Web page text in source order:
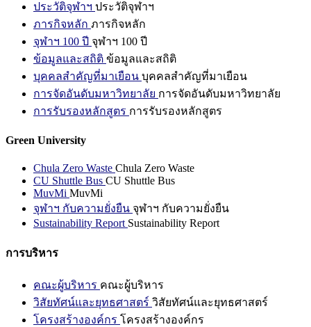
ประวัติจุฬาฯ ประวัติจุฬาฯ
ภารกิจหลัก ภารกิจหลัก
จุฬาฯ 100 ปี จุฬาฯ 100 ปี
ข้อมูลและสถิติ ข้อมูลและสถิติ
บุคคลสำคัญที่มาเยือน บุคคลสำคัญที่มาเยือน
การจัดอันดับมหาวิทยาลัย การจัดอันดับมหาวิทยาลัย
การรับรองหลักสูตร การรับรองหลักสูตร
Green University
Chula Zero Waste Chula Zero Waste
CU Shuttle Bus CU Shuttle Bus
MuvMi MuvMi
จุฬาฯ กับความยั่งยืน จุฬาฯ กับความยั่งยืน
Sustainability Report Sustainability Report
การบริหาร
คณะผู้บริหาร คณะผู้บริหาร
วิสัยทัศน์และยุทธศาสตร์ วิสัยทัศน์และยุทธศาสตร์
โครงสร้างองค์กร โครงสร้างองค์กร